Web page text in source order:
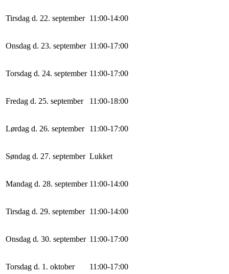
Tirsdag d. 22. september 11:00-14:00
Onsdag d. 23. september 11:00-17:00
Torsdag d. 24. september 11:00-17:00
Fredag d. 25. september 11:00-18:00
Lørdag d. 26. september 11:00-17:00
Søndag d. 27. september Lukket
Mandag d. 28. september 11:00-14:00
Tirsdag d. 29. september 11:00-14:00
Onsdag d. 30. september 11:00-17:00
Torsdag d. 1. oktober 11:00-17:00